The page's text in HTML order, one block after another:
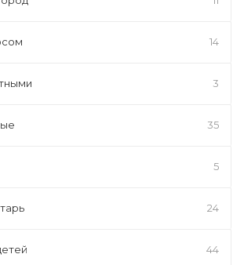
14
3
35
5
24
44